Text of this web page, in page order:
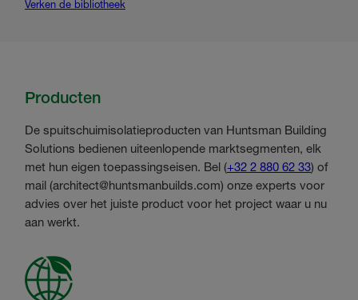
Verken de bibliotheek
Producten
De spuitschuimisolatieproducten van Huntsman Building
Solutions bedienen uiteenlopende marktsegmenten, elk
met hun eigen toepassingseisen. Bel (+32 2 880 62 33) of
mail (architect@huntsmanbuilds.com) onze experts voor
advies over het juiste product voor het project waar u nu
aan werkt.